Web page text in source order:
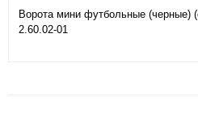
Ворота мини футбольные (черные)
2.60.02-01